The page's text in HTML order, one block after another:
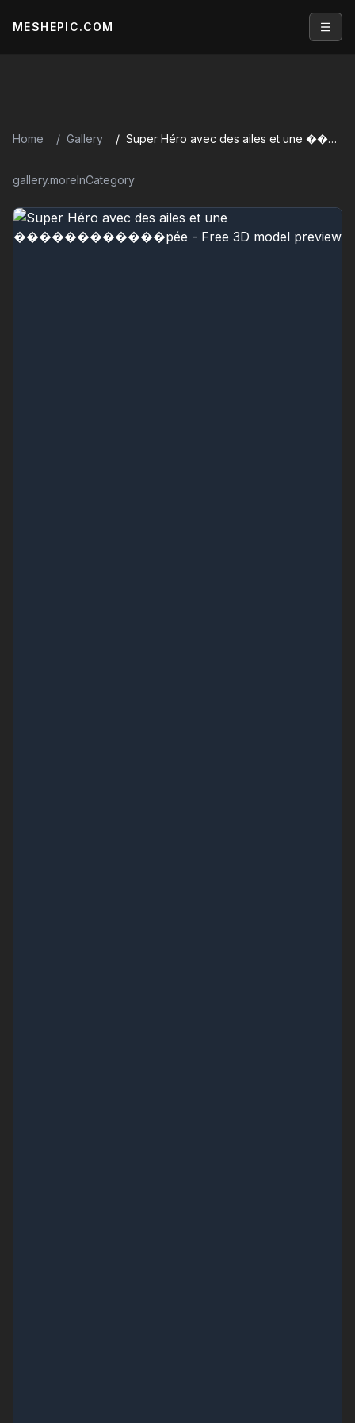
MESHEPIC.COM
Home Gallery Super Héro avec des ailes et une ������������pée
gallery.moreInCategory